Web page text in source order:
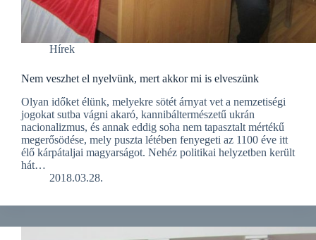
Hírek
Nem veszhet el nyelvünk, mert akkor mi is elveszünk
Olyan időket élünk, melyekre sötét árnyat vet a nemzetiségi
jogokat sutba vágni akaró, kannibáltermészetű ukrán
nacionalizmus, és annak eddig soha nem tapasztalt mértékű
megerősödése, mely puszta létében fenyegeti az 1100 éve itt
élő kárpátaljai magyarságot. Nehéz politikai helyzetben került
hát…
2018.03.28.